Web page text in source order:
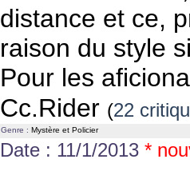
distance et ce,
raison du style
Pour les
Cc.Rider (22
Genre : Mystère et Policier
Date : 11/1/2013 *